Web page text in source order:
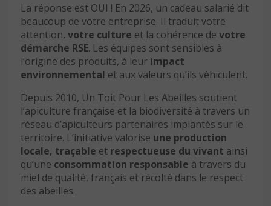
La réponse est OUI ! En 2026, un cadeau salarié dit
beaucoup de votre entreprise. Il traduit votre
attention, votre culture et la cohérence de votre
démarche RSE. Les équipes sont sensibles à
l’origine des produits, à leur impact
environnemental et aux valeurs qu’ils véhiculent.
Depuis 2010, Un Toit Pour Les Abeilles soutient
l’apiculture française et la biodiversité à travers un
réseau d’apiculteurs partenaires implantés sur le
territoire. L’initiative valorise une production
locale, traçable et respectueuse du vivant ainsi
qu’une consommation responsable à travers du
miel de qualité, français et récolté dans le respect
des abeilles.